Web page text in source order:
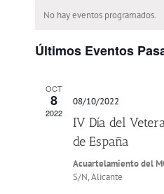
No hay eventos programados.
Últimos Eventos
OCT
8
2022
08/10/2022
IV Día del
de España
Acuartelamiento del
S/N, Alicante